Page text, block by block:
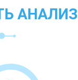
АНАЛИЗ